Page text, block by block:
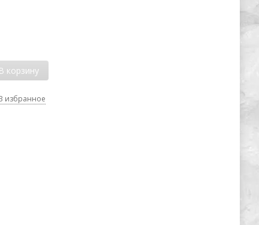
В корзину
избранное